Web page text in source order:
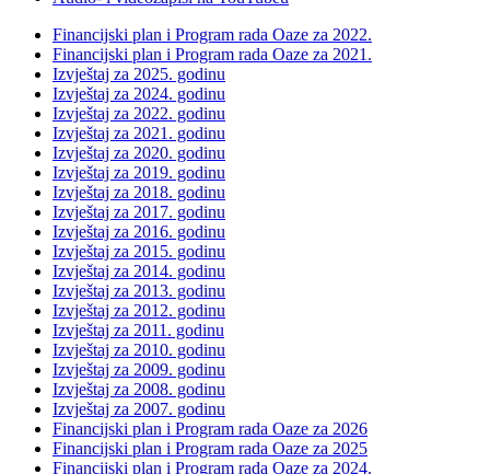
Financijski plan i Program rada Oaze za 2022.
Financijski plan i Program rada Oaze za 2021.
Izvještaj za 2025. godinu
Izvještaj za 2024. godinu
Izvještaj za 2022. godinu
Izvještaj za 2021. godinu
Izvještaj za 2020. godinu
Izvještaj za 2019. godinu
Izvještaj za 2018. godinu
Izvještaj za 2017. godinu
Izvještaj za 2016. godinu
Izvještaj za 2015. godinu
Izvještaj za 2014. godinu
Izvještaj za 2013. godinu
Izvještaj za 2012. godinu
Izvještaj za 2011. godinu
Izvještaj za 2010. godinu
Izvještaj za 2009. godinu
Izvještaj za 2008. godinu
Izvještaj za 2007. godinu
Financijski plan i Program rada Oaze za 2026
Financijski plan i Program rada Oaze za 2025
Financijski plan i Program rada Oaze za 2024.